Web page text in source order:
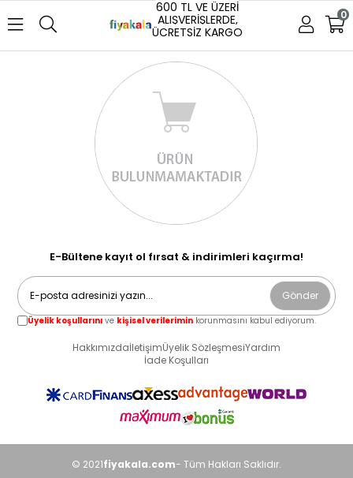
600 TL VE ÜZERİ
ALIŞVERİŞLERDE,
ÜCRETSİZ KARGO
0
E-Bültene kayıt ol fırsat & indirimleri kaçırma!
Gönder
Üyelik koşullarını ve kişisel verilerimin korunmasını kabul ediyorum.
HakkımızdaİletişimÜyelik SözleşmesiYardım
İade Koşulları
© 2021fiyakala.com- Tüm Hakları Saklıdır.